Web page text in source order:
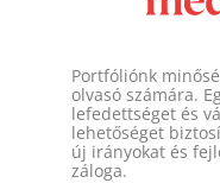
Portfóliónk
olvasó számára.
lefedettséget és
lehetőséget
új irányokat és
záloga.